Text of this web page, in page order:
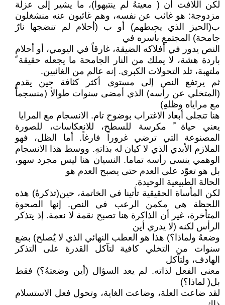
لكن اللافت أن ( معيتهُ لم ينتبهوا)، ما يشير إلى عزلة
مزدوجة: هو غائب عن نفسه، وهم غائبون عنه منشغلون
ب(الحيز الذي يحيطهم) أو ب (أحلام لم تنضجها نارٌ
جامحة) المجتمع بأسره في
النص يدور في أفلاكه الضيقة، غارقاً في اليومي، أو أحلام
باردة هشة، لا يملك من النار الجامحة ما يجعله حقيقة ً
ملتهبة، تلد التحولات الكبرى. إنه عالم من الغائبين.
ثم يرتفع النص إلى مستوى أكثر كثافة حين يقدم
(المتخلي عن رأسه) الذي أمضى سنوات طوالاً (منسجماً
مع مراياه وظلهِ)
هنا تتجلى أبعاد الاغتراب بوضوح تام. الانسجام مع المرايا
يعني حياة ً مكرسة للسطح، للانعكاسات، للصورة
المصنوعة التي ترضي غروراً فارغاً. أما الظل، فهو
الملازم الأبدي الذي لا كيان له بذاتهِ. ووسط هذا الانسجام
الوهمي ينسى رأسه تماما. النسيان هنا ليس مجرد سهو،
بل هو تعوّد على العدم حتى يصبح العدم هو
الحالة الطبيعية الوحيدة.
لكن المأساة الحقيقية تأتينا في الخاتمة، حين(تذكرهُ) هذه
اللحظة هي مكمن الرعب في النص. إنها الصحوة
المتأخرة، غير أن الذاكرة هنا تصبح نقمة لا نعمة. إذ يتذكر
الرأس لكنه (لا يدري أين
وضعهُ ولماذا؟) هذا هو العطب النهائي الذي لا يُصلح) بضع
سنوات من التخلي كافية لتآكل القدرة على التذكر
الهادف، ولتآكل
معنى الفعل لذاته. لم يعد السؤال (أين وضعتهُ؟) فقط
بل( لماذا؟)
لقد ضاعت العلة، وضاعت الغاية، وتحول فعل الاستسلام